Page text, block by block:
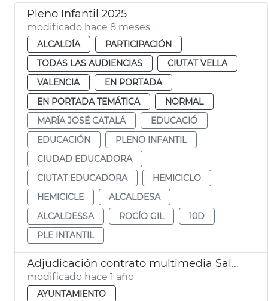
Pleno Infantil 2025
modificado hace 8 meses
ALCALDÍA
PARTICIPACIÓN
TODAS LAS AUDIENCIAS
CIUTAT VELLA
VALENCIA
EN PORTADA
EN PORTADA TEMÁTICA
NORMAL
MARÍA JOSÉ CATALÁ
EDUCACIÓ
EDUCACIÓN
PLENO INFANTIL
CIUDAD EDUCADORA
CIUTAT EDUCADORA
HEMICICLO
HEMICICLE
ALCALDESA
ALCALDESSA
ROCÍO GIL
10D
PLE INTANTIL
Adjudicación contrato multimedia Salón de Plenos Ayuntamiento València
modificado hace 1 año
AYUNTAMIENTO